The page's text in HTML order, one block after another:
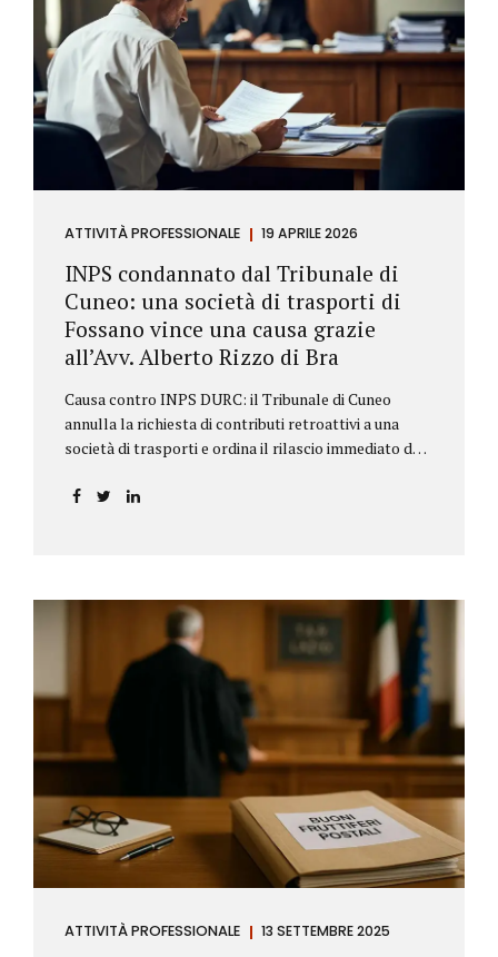
ATTIVITÀ PROFESSIONALE 19 APRILE 2026
INPS condannato dal Tribunale di
Cuneo: una società di trasporti di
Fossano vince una causa grazie
all’Avv. Alberto Rizzo di Bra
Causa contro INPS DURC: il Tribunale di Cuneo
annulla la richiesta di contributi retroattivi a una
società di trasporti e ordina il rilascio immediato del
ATTIVITÀ PROFESSIONALE 13 SETTEMBRE 2025